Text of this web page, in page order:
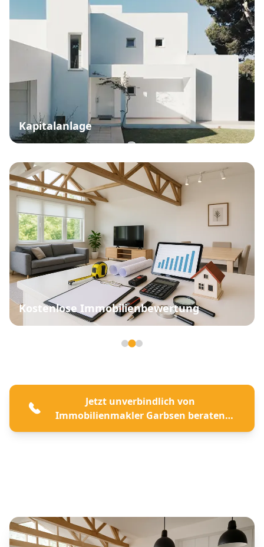
Kapitalanlage
Kostenlose Immobilienbewertung
Jetzt unverbindlich von
Immobilienmakler Garbsen beraten
lassen